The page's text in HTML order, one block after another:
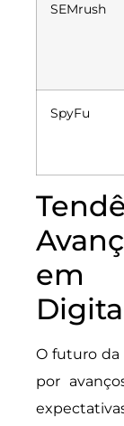
SEMrush
SpyFu
em
O futuro da
por